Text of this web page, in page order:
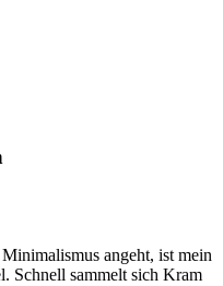
angeht, ist mein
Schnell sammelt sich Kram